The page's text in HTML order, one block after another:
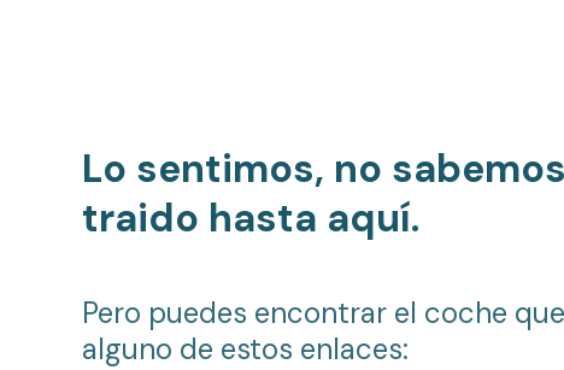
Lo sentimos, no
traido hasta aquí.
Pero puedes encontrar el coche
alguno de estos enlaces: